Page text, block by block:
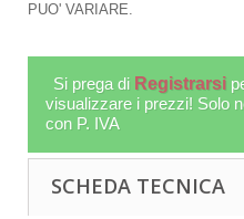
PUO' VARIARE.
Si prega di Registrarsi
visualizzare i prezzi! Solo
con P. IVA
SCHEDA TECNICA